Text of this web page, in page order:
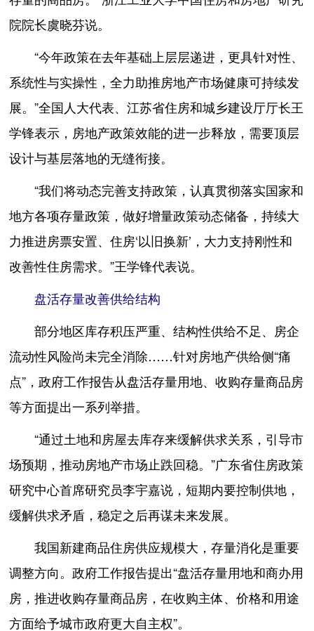
院院长虞晓芬说。
“今年政策在去年基础上层层递进，更具针对性、
系统性与实操性，全力助推房地产市场健康可持续发
展。”全国人大代表、江苏省住房和城乡建设厅厅长王
学锋表示，房地产政策效能的进一步释放，需要顶层
设计与基层落地的无缝衔接。
“我们将动态完善支持政策，认真贯彻落实国家和
地方各项存量政策，做好增量政策动态储备，持续大
力推进房票安置、住房‘以旧换新’，大力支持刚性和
改善性住房需求。”王学锋代表说。
盘活存量改善供给结构
部分地区库存积压严重、结构性供给不足、房企
流动性风险尚未完全消除……针对房地产供给侧“痛
点”，政府工作报告从盘活存量用地、收购存量商品房
等方面提出一系列举措。
“通过土地和房屋去库存来缓解供求关系，引导市
场预期，推动房地产市场止跌回稳。”广东省住房政策
研究中心首席研究员李宇嘉说，短期内要控制供地，
缓解供求矛盾，稳定之后再谋未来发展。
我国新建商品住房供应规模大，存量消化是重要
调整方向。政府工作报告提出“盘活存量用地和商办用
房，推进收购存量商品房，在收购主体、价格和用途
方面给予城市政府更大自主权”。